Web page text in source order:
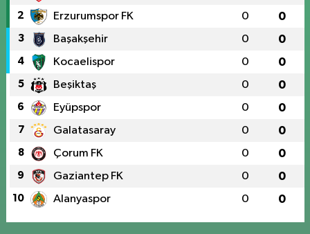
2 Erzurumspor FK 0 0
3 Başakşehir 0 0
4 Kocaelispor 0 0
5 Beşiktaş 0 0
6 Eyüpspor 0 0
7 Galatasaray 0 0
8 Çorum FK 0 0
9 Gaziantep FK 0 0
10 Alanyaspor 0 0